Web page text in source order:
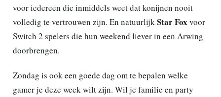
voor iedereen die inmiddels weet dat konijnen nooit
volledig te vertrouwen zijn. En natuurlijkStar Foxvoor
Switch 2 spelers die hun weekend liever in een Arwing
doorbrengen.
Zondag is ook een goede dag om te bepalen welke
gamer je deze week wilt zijn. Wil je familie en party